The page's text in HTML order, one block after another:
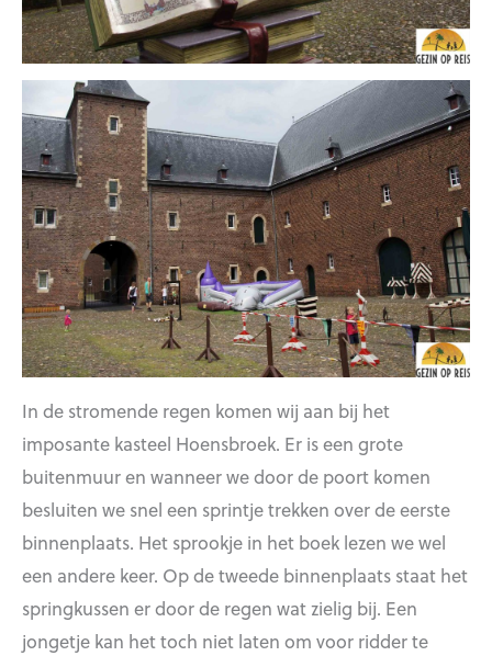
In de stromende regen komen wij aan bij het
imposante kasteel Hoensbroek. Er is een grote
buitenmuur en wanneer we door de poort komen
besluiten we snel een sprintje trekken over de eerste
binnenplaats. Het sprookje in het boek lezen we wel
een andere keer. Op de tweede binnenplaats staat het
springkussen er door de regen wat zielig bij. Een
jongetje kan het toch niet laten om voor ridder te